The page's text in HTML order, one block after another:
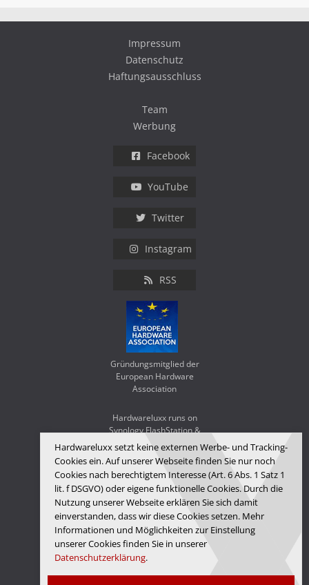
Hardwareluxx setzt keine externen Werbe- und Tracking-
Cookies ein. Auf unserer Webseite finden Sie nur noch
Cookies nach berechtigtem Interesse (Art. 6 Abs. 1 Satz 1
lit. f DSGVO) oder eigene funktionelle Cookies. Durch die
Nutzung unserer Webseite erklären Sie sich damit
einverstanden, dass wir diese Cookies setzen. Mehr
Informationen und Möglichkeiten zur Einstellung
unserer Cookies finden Sie in unserer
Datenschutzerklärung.
Impressum
Datenschutz
Haftungsausschluss
Team
Werbung
Facebook
YouTube
Twitter
Instagram
RSS
Gründungsmitglied der
European Hardware
Association
Hardwareluxx runs on
Synology FlashStation &
WD Red SA500